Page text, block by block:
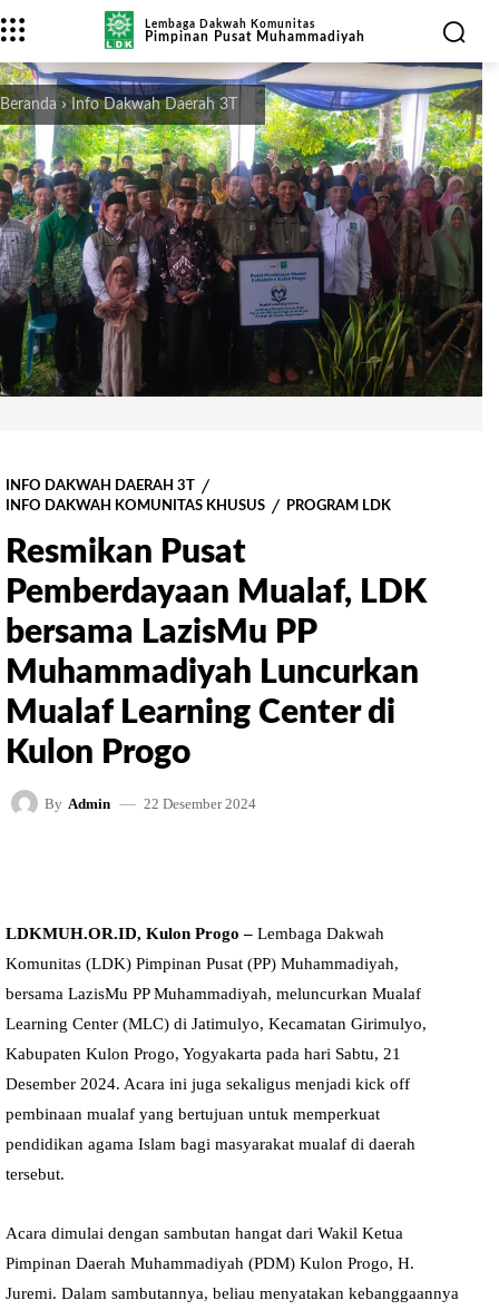
Lembaga Dakwah Komunitas
Pimpinan Pusat Muhammadiyah
Beranda Info Dakwah Daerah 3T
INFO DAKWAH DAERAH 3T
INFO DAKWAH KOMUNITAS KHUSUS
PROGRAM LDK
Resmikan Pusat
Pemberdayaan Mualaf, LDK
bersama LazisMu PP
Muhammadiyah Luncurkan
Mualaf Learning Center di
Kulon Progo
By Admin 22 Desember 2024
LDKMUH.OR.ID, Kulon Progo – Lembaga Dakwah
Komunitas (LDK) Pimpinan Pusat (PP) Muhammadiyah,
bersama LazisMu PP Muhammadiyah, meluncurkan Mualaf
Learning Center (MLC) di Jatimulyo, Kecamatan Girimulyo,
Kabupaten Kulon Progo, Yogyakarta pada hari Sabtu, 21
Desember 2024. Acara ini juga sekaligus menjadi kick off
pembinaan mualaf yang bertujuan untuk memperkuat
pendidikan agama Islam bagi masyarakat mualaf di daerah
tersebut.
Acara dimulai dengan sambutan hangat dari Wakil Ketua
Pimpinan Daerah Muhammadiyah (PDM) Kulon Progo, H.
Juremi. Dalam sambutannya, beliau menyatakan kebanggaannya